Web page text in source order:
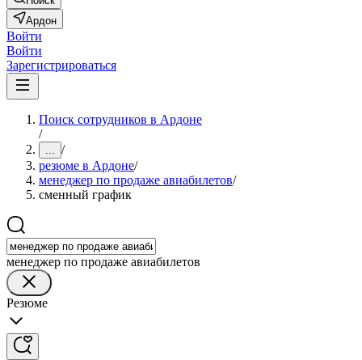
Ардон
Войти
Войти
Зарегистрироваться
Поиск сотрудников в Ардоне
/
... /
резюме в Ардоне/
менеджер по продаже авиабилетов/
сменный график
менеджер по продаже авиабилетов
Резюме